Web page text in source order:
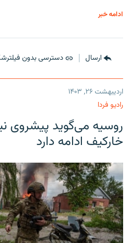
ادامه خبر
ارسال دسترسی بدون
اردیبهشت ۲۶, ۱۴۰۳
رادیو فردا
روسیه می‌گوید پیشروی
خارکیف ادامه دارد